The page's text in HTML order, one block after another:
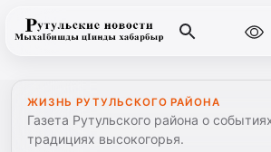
ЖИЗНЬ РУТУЛЬСКОГО РАЙОНА
Газета Рутульского района о
традициях высокогорья.